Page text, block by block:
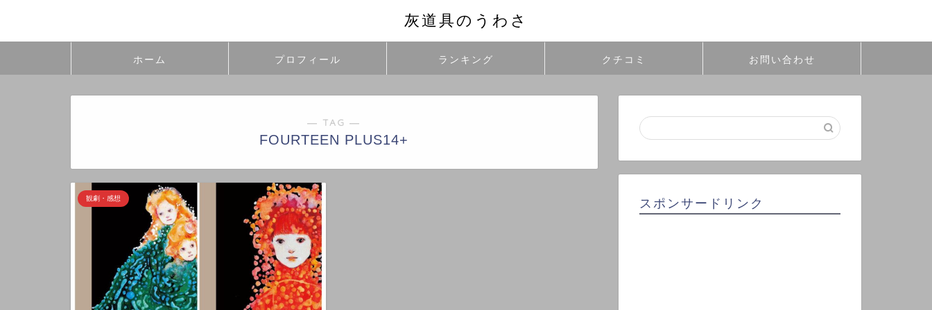
灰道具のうわさ
ホーム プロフィール ランキング クチコミ お問い合わせ
― TAG ―
FOURTEEN PLUS14+
観劇・感想 スポンサードリンク